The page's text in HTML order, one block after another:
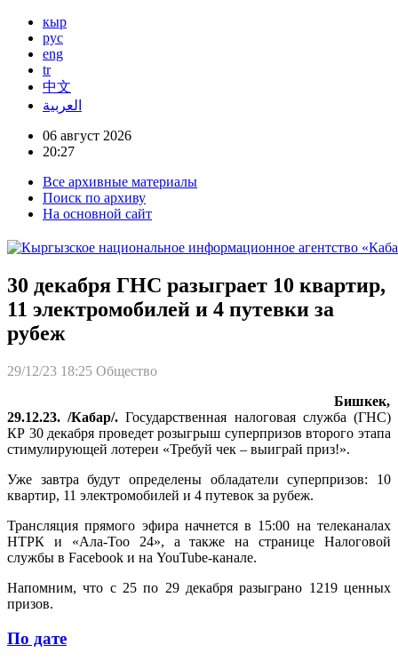
кыр
рус
eng
tr
中文
العربية
06 август 2026
20:27
Все архивные материалы
Поиск по архиву
На основной сайт
30 декабря ГНС разыграет 10 квартир,
11 электромобилей и 4 путевки за
рубеж
29/12/23 18:25 Общество
Бишкек,
29.12.23. /Кабар/. Государственная налоговая служба (ГНС)
КР 30 декабря проведет розыгрыш суперпризов второго этапа
стимулирующей лотереи «Требуй чек – выиграй приз!».
Уже завтра будут определены обладатели суперпризов: 10
квартир, 11 электромобилей и 4 путевок за рубеж.
Трансляция прямого эфира начнется в 15:00 на телеканалах
НТРК и «Ала-Тоо 24», а также на странице Налоговой
службы в Facebook и на YouTube-канале.
Напомним, что с 25 по 29 декабря разыграно 1219 ценных
призов.
По дате